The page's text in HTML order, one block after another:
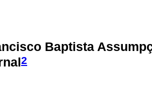
Baptista
2